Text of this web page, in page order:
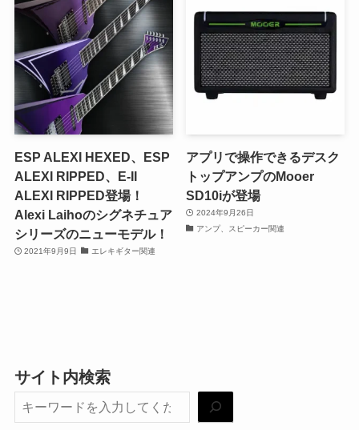
ESP ALEXI HEXED、ESP
ALEXI RIPPED、E-II
ALEXI RIPPED登場！
Alexi Laihoのシグネチュア
シリーズのニューモデル！
2021年9月9日 エレキギター関連
アプリで操作できるデスク
トップアンプのMooer
SD10iが登場
2024年9月26日
アンプ、スピーカー関連
サイト内検索